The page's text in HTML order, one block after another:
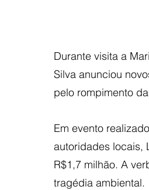
Durante visita a
Silva anunciou
pelo rompimento
Em evento
autoridades locais,
R$1,7 milhão. A
tragédia ambiental.